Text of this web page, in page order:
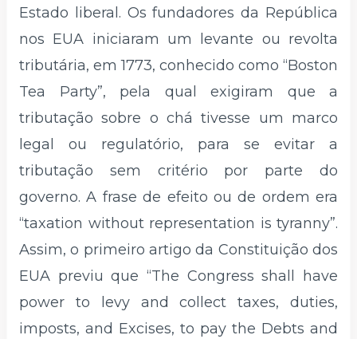
Estado liberal. Os fundadores da República
nos EUA iniciaram um levante ou revolta
tributária, em 1773, conhecido como “Boston
Tea Party”, pela qual exigiram que a
tributação sobre o chá tivesse um marco
legal ou regulatório, para se evitar a
tributação sem critério por parte do
governo. A frase de efeito ou de ordem era
“taxation without representation is tyranny”.
Assim, o primeiro artigo da Constituição dos
EUA previu que “The Congress shall have
power to levy and collect taxes, duties,
imposts, and Excises, to pay the Debts and